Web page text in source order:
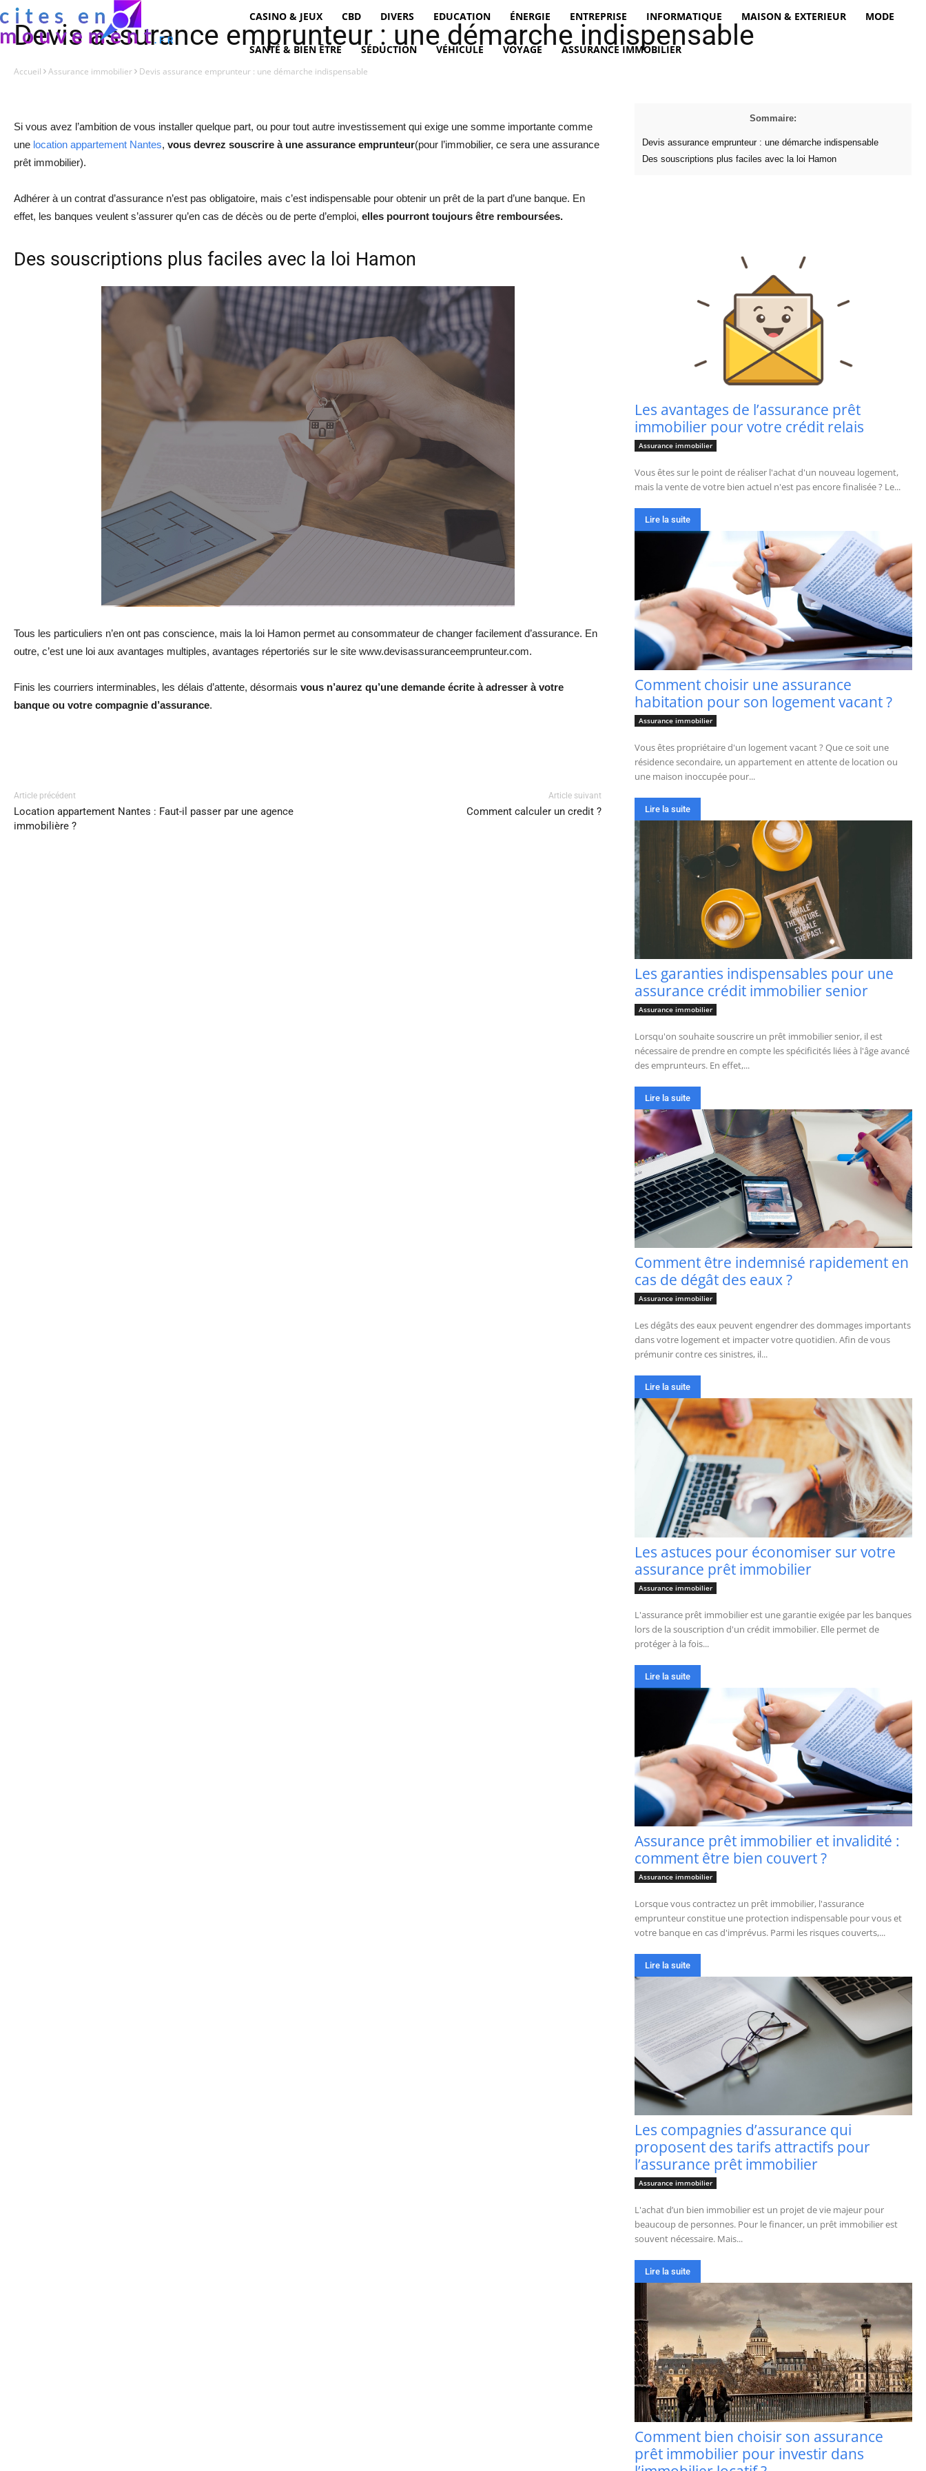
CASINO & JEUX CBD DIVERS EDUCATION ÉNERGIE ENTREPRISE INFORMATIQUE MAISON & EXTERIEUR MODE
SANTÉ & BIEN ÊTRE SÉDUCTION VÉHICULE VOYAGE ASSURANCE IMMOBILIER
Devis assurance emprunteur : une démarche indispensable
Accueil Assurance immobilier Devis assurance emprunteur : une démarche indispensable
Si vous avez l’ambition de vous installer quelque part, ou pour tout autre investissement qui exige une somme importante comme
une location appartement Nantes, vous devrez souscrire à une assurance emprunteur(pour l’immobilier, ce sera une assurance
prêt immobilier).
Adhérer à un contrat d’assurance n’est pas obligatoire, mais c’est indispensable pour obtenir un prêt de la part d’une banque. En
effet, les banques veulent s’assurer qu’en cas de décès ou de perte d’emploi, elles pourront toujours être remboursées.
Des souscriptions plus faciles avec la loi Hamon
Tous les particuliers n’en ont pas conscience, mais la loi Hamon permet au consommateur de changer facilement d’assurance. En
outre, c’est une loi aux avantages multiples, avantages répertoriés sur le site www.devisassuranceemprunteur.com.
Finis les courriers interminables, les délais d’attente, désormais vous n’aurez qu’une demande écrite à adresser à votre
banque ou votre compagnie d’assurance.
Article précédent
Location appartement Nantes : Faut-il passer par une agence
immobilière ?
Article suivant
Comment calculer un credit ?
Sommaire:
Devis assurance emprunteur : une démarche indispensable
Des souscriptions plus faciles avec la loi Hamon
Les avantages de l’assurance prêt
immobilier pour votre crédit relais
Assurance immobilier
Vous êtes sur le point de réaliser l'achat d'un nouveau logement,
mais la vente de votre bien actuel n'est pas encore finalisée ? Le...
Lire la suite
Comment choisir une assurance
habitation pour son logement vacant ?
Assurance immobilier
Vous êtes propriétaire d'un logement vacant ? Que ce soit une
résidence secondaire, un appartement en attente de location ou
une maison inoccupée pour...
Lire la suite
Les garanties indispensables pour une
assurance crédit immobilier senior
Assurance immobilier
Lorsqu'on souhaite souscrire un prêt immobilier senior, il est
nécessaire de prendre en compte les spécificités liées à l'âge avancé
des emprunteurs. En effet,...
Lire la suite
Comment être indemnisé rapidement en
cas de dégât des eaux ?
Assurance immobilier
Les dégâts des eaux peuvent engendrer des dommages importants
dans votre logement et impacter votre quotidien. Afin de vous
prémunir contre ces sinistres, il...
Lire la suite
Les astuces pour économiser sur votre
assurance prêt immobilier
Assurance immobilier
L'assurance prêt immobilier est une garantie exigée par les banques
lors de la souscription d'un crédit immobilier. Elle permet de
protéger à la fois...
Lire la suite
Assurance prêt immobilier et invalidité :
comment être bien couvert ?
Assurance immobilier
Lorsque vous contractez un prêt immobilier, l'assurance
emprunteur constitue une protection indispensable pour vous et
votre banque en cas d'imprévus. Parmi les risques couverts,...
Lire la suite
Les compagnies d’assurance qui
proposent des tarifs attractifs pour
l’assurance prêt immobilier
Assurance immobilier
L'achat d’un bien immobilier est un projet de vie majeur pour
beaucoup de personnes. Pour le financer, un prêt immobilier est
souvent nécessaire. Mais...
Lire la suite
Comment bien choisir son assurance
prêt immobilier pour investir dans